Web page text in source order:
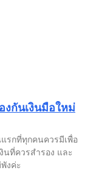
งกันเงินมือใหม่
รกที่ทุกคนควรมีเพื่อ
ที่ควรสำรอง และ
งค่ะ